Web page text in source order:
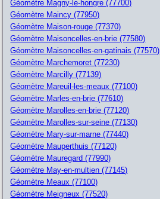
Géomètre Magny-le-hongre (77700)
Géomètre Maincy (77950)
Géomètre Maison-rouge (77370)
Géomètre Maisoncelles-en-brie (77580)
Géomètre Maisoncelles-en-gatinais (77570)
Géomètre Marchemoret (77230)
Géomètre Marcilly (77139)
Géomètre Mareuil-les-meaux (77100)
Géomètre Marles-en-brie (77610)
Géomètre Marolles-en-brie (77120)
Géomètre Marolles-sur-seine (77130)
Géomètre Mary-sur-marne (77440)
Géomètre Mauperthuis (77120)
Géomètre Mauregard (77990)
Géomètre May-en-multien (77145)
Géomètre Meaux (77100)
Géomètre Meigneux (77520)